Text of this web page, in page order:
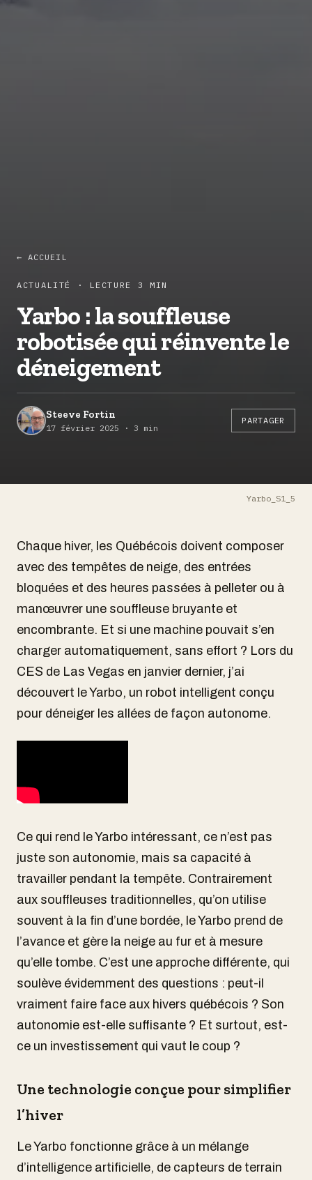
← ACCUEIL
ACTUALITÉ · LECTURE 3 MIN
Yarbo : la souffleuse
robotisée qui réinvente le
déneigement
Steeve Fortin
17 février 2025 · 3 min
PARTAGER
Yarbo_S1_5
Chaque hiver, les Québécois doivent composer
avec des tempêtes de neige, des entrées
bloquées et des heures passées à pelleter ou à
manœuvrer une souffleuse bruyante et
encombrante. Et si une machine pouvait s’en
charger automatiquement, sans effort ? Lors du
CES de Las Vegas en janvier dernier, j’ai
découvert le Yarbo, un robot intelligent conçu
pour déneiger les allées de façon autonome.
Ce qui rend le Yarbo intéressant, ce n’est pas
juste son autonomie, mais sa capacité à
travailler pendant la tempête. Contrairement
aux souffleuses traditionnelles, qu’on utilise
souvent à la fin d’une bordée, le Yarbo prend de
l’avance et gère la neige au fur et à mesure
qu’elle tombe. C’est une approche différente, qui
soulève évidemment des questions : peut-il
vraiment faire face aux hivers québécois ? Son
autonomie est-elle suffisante ? Et surtout, est-
ce un investissement qui vaut le coup ?
Une technologie conçue pour simplifier
l’hiver
Le Yarbo fonctionne grâce à un mélange
d’intelligence artificielle, de capteurs de terrain